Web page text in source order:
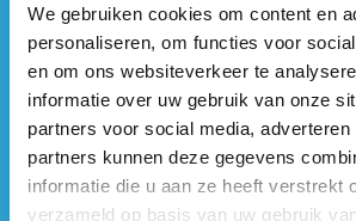
We gebruiken cookies om content en
personaliseren, om functies voor
en om ons websiteverkeer te
informatie over uw gebruik van onze
partners voor social media,
partners kunnen deze gegevens
informatie die u aan ze heeft verstrekt
verzameld op basis van uw gebruik
ook op sociale